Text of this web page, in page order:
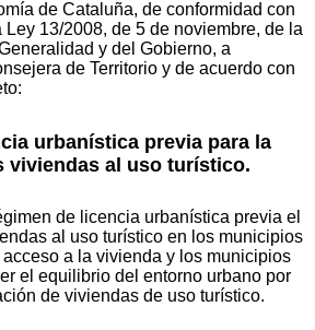
de Cataluña, de conformidad con
13/2008, de 5 de noviembre, de la
y del Gobierno, a
de Territorio y de acuerdo con
urbanística previa para la
viviendas al uso turístico.
de licencia urbanística previa el
al uso turístico en los municipios
a la vivienda y los municipios
el equilibrio del entorno urbano por
de viviendas de uso turístico.